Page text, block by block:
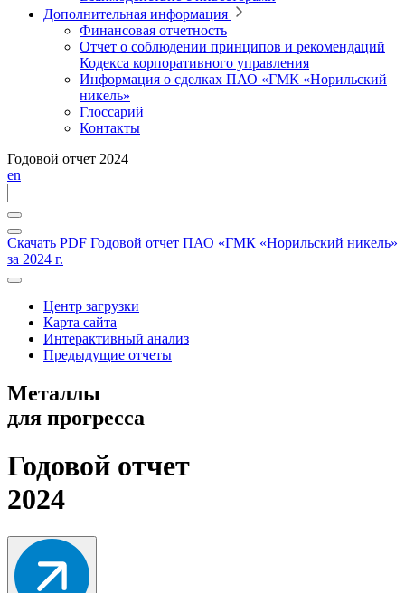
Дополнительная информация
Финансовая отчетность
Отчет о соблюдении принципов и рекомендаций
Кодекса корпоративного управления
Информация о сделках ПАО «ГМК «Норильский
никель»
Глоссарий
Контакты
Годовой отчет 2024
en
Скачать PDF Годовой отчет ПАО «ГМК «Норильский никель»
за 2024 г.
Центр загрузки
Карта сайта
Интерактивный анализ
Предыдущие отчеты
Металлы
для прогресса
Годовой отчет
2024